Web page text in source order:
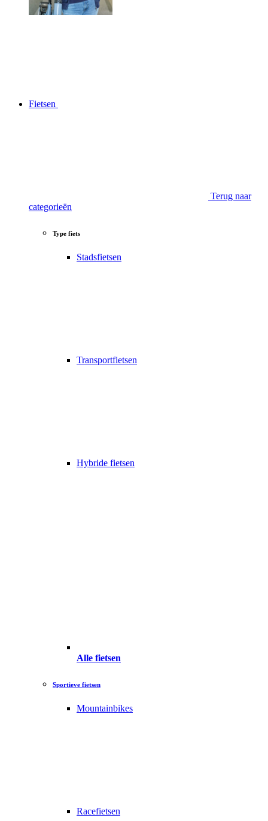
Fietsen
Terug naar
categorieën
Type fiets
Stadsfietsen
Transportfietsen
Hybride fietsen
Alle fietsen
Sportieve fietsen
Mountainbikes
Racefietsen